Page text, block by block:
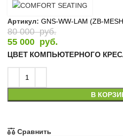
Артикул: GNS-WW-LAM (ZB-
80 000руб.
55 000 руб.
ЦВЕТ КОМПЬЮТЕРНОГО
В
Сравнить